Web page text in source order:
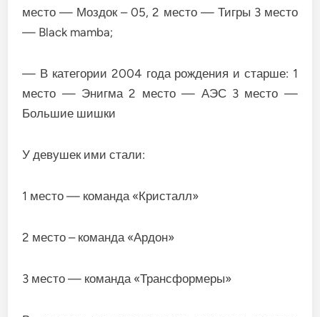
место — Моздок – 05, 2 место — Тигры 3 место
— Black mamba;
— В категории 2004 года рождения и старше: 1
место — Энигма 2 место — АЭС 3 место —
Большие шишки
У девушек ими стали:
1 место — команда «Кристалл»
2 место – команда «Ардон»
3 место — команда «Трансформеры»